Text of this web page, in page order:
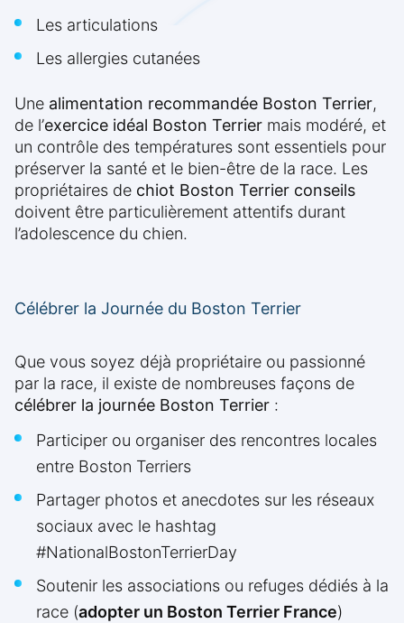
Les articulations
Les allergies cutanées
Une alimentation recommandée Boston Terrier,
de l’exercice idéal Boston Terrier mais modéré, et
un contrôle des températures sont essentiels pour
préserver la santé et le bien-être de la race. Les
propriétaires de chiot Boston Terrier conseils
doivent être particulièrement attentifs durant
l’adolescence du chien.
Célébrer la Journée du Boston Terrier
Que vous soyez déjà propriétaire ou passionné
par la race, il existe de nombreuses façons de
célébrer la journée Boston Terrier :
Participer ou organiser des rencontres locales
entre Boston Terriers
Partager photos et anecdotes sur les réseaux
sociaux avec le hashtag
#NationalBostonTerrierDay
Soutenir les associations ou refuges dédiés à la
race (adopter un Boston Terrier France)